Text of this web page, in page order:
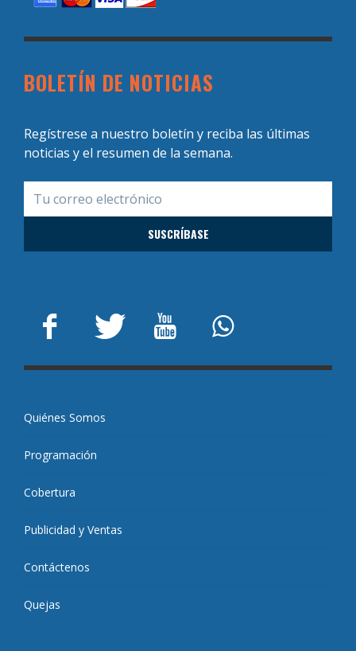
BOLETÍN DE NOTICIAS
Regístrese a nuestro boletín y reciba las últimas
noticias y el resumen de la semana.
Quiénes Somos
Programación
Cobertura
Publicidad y Ventas
Contáctenos
Quejas